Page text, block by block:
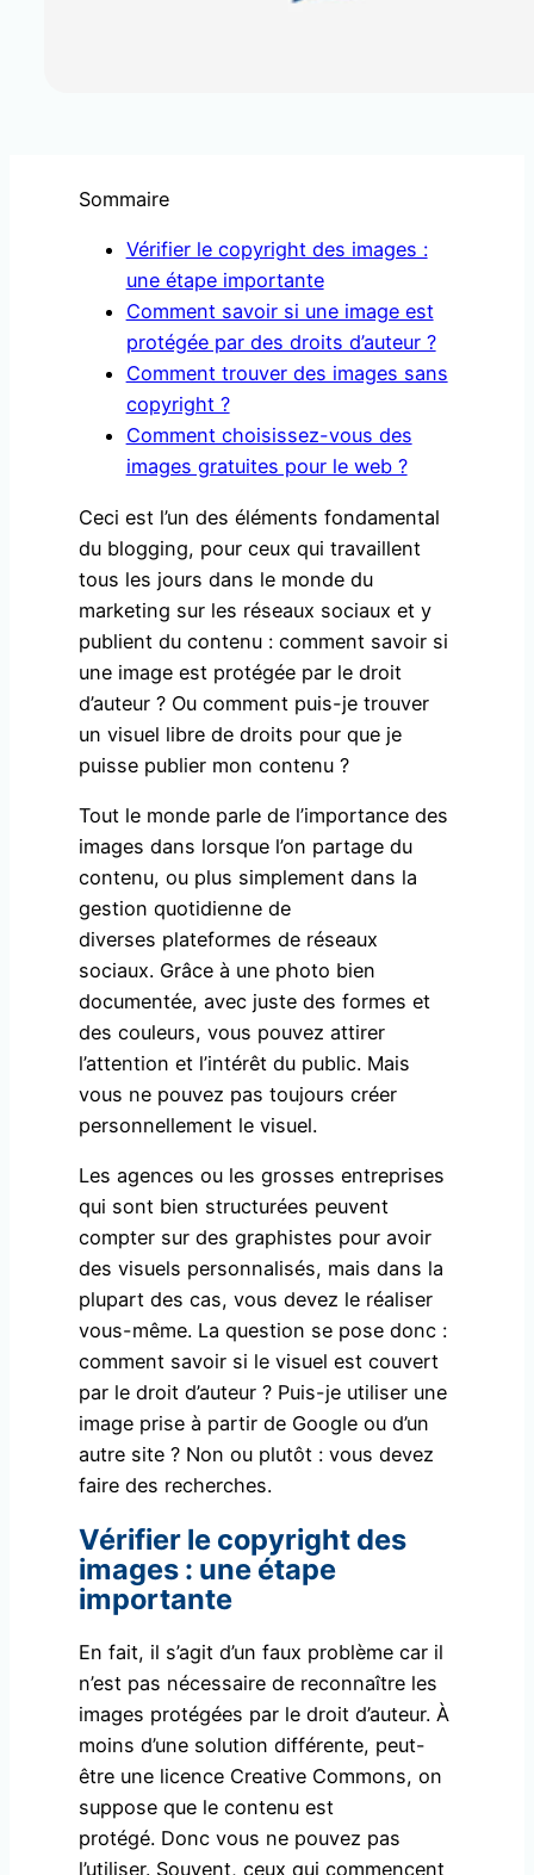
Sommaire
Vérifier le copyright des images :
une étape importante
Comment savoir si une image est
protégée par des droits d’auteur ?
Comment trouver des images sans
copyright ?
Comment choisissez-vous des
images gratuites pour le web ?
Ceci est l’un des éléments fondamental
du blogging, pour ceux qui travaillent
tous les jours dans le monde du
marketing sur les réseaux sociaux et y
publient du contenu : comment savoir si
une image est protégée par le droit
d’auteur ? Ou comment puis-je trouver
un visuel libre de droits pour que je
puisse publier mon contenu ?
Tout le monde parle de l’importance des
images dans lorsque l’on partage du
contenu, ou plus simplement dans la
gestion quotidienne de
diverses plateformes de réseaux
sociaux. Grâce à une photo bien
documentée, avec juste des formes et
des couleurs, vous pouvez attirer
l’attention et l’intérêt du public. Mais
vous ne pouvez pas toujours créer
personnellement le visuel.
Les agences ou les grosses entreprises
qui sont bien structurées peuvent
compter sur des graphistes pour avoir
des visuels personnalisés, mais dans la
plupart des cas, vous devez le réaliser
vous-même. La question se pose donc :
comment savoir si le visuel est couvert
par le droit d’auteur ? Puis-je utiliser une
image prise à partir de Google ou d’un
autre site ? Non ou plutôt : vous devez
faire des recherches.
Vérifier le copyright des
images : une étape
importante
En fait, il s’agit d’un faux problème car il
n’est pas nécessaire de reconnaître les
images protégées par le droit d’auteur. À
moins d’une solution différente, peut-
être une licence Creative Commons, on
suppose que le contenu est
protégé. Donc vous ne pouvez pas
l’utiliser. Souvent, ceux qui commencent